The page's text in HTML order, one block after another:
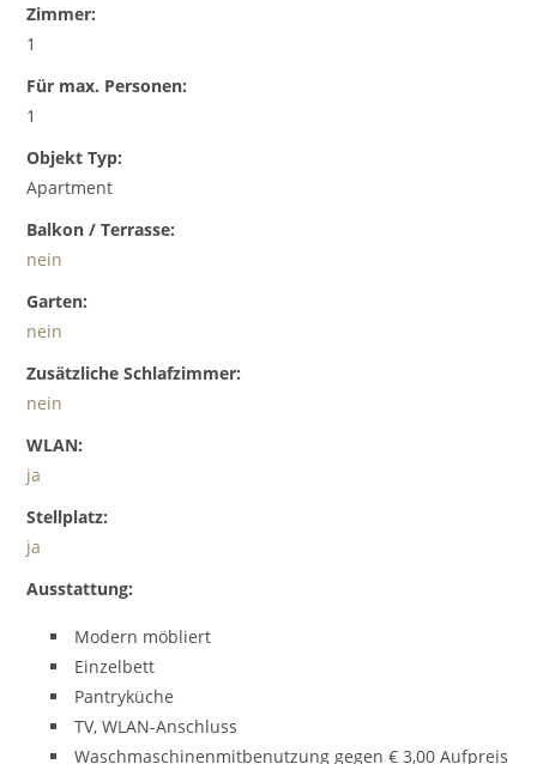
Zimmer:
1
Für max. Personen:
1
Objekt Typ:
Apartment
Balkon / Terrasse:
nein
Garten:
nein
Zusätzliche Schlafzimmer:
nein
WLAN:
ja
Stellplatz:
ja
Ausstattung:
Modern möbliert
Einzelbett
Pantryküche
TV, WLAN-Anschluss
Waschmaschinenmitbenutzung gegen € 3,00 Aufpreis